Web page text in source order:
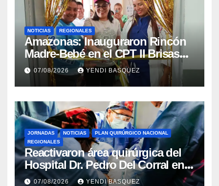
NOTICIAS REGIONALES
​Amazonas: Inauguraron Rincón
Madre-Bebé en el CPT II Brisas
del Aeropuerto ​Inauguraron
Rincón
07/08/2026 YENDI BASQUEZ
JORNADAS NOTICIAS
PLAN QUIRÚRGICO NACIONAL
REGIONALES
Reactivaron área quirúrgica del
Hospital Dr. Pedro Del Corral en
Guárico
07/08/2026 YENDI BASQUEZ